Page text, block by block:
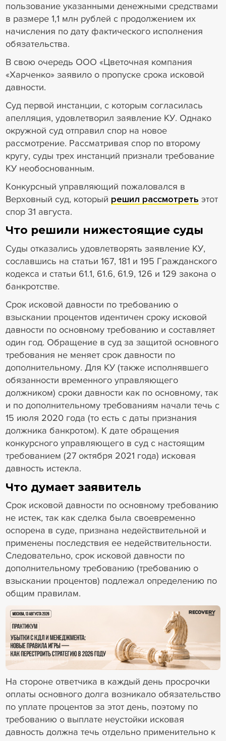
пользование указанными денежными средствами
в размере 1,1 млн рублей с продолжением их
начисления по дату фактического исполнения
обязательства.
В свою очередь ООО «Цветочная компания
«Харченко» заявило о пропуске срока исковой
давности.
Суд первой инстанции, с которым согласилась
апелляция, удовлетворил заявление КУ. Однако
окружной суд отправил спор на новое
рассмотрение. Рассматривая спор по второму
кругу, суды трех инстанций признали требование
КУ необоснованным.
Конкурсный управляющий пожаловался в
Верховный суд, который решил рассмотреть этот
спор 31 августа.
Что решили нижестоящие суды
Суды отказались удовлетворять заявление КУ,
сославшись на статьи 167, 181 и 195 Гражданского
кодекса и статьи 61.1, 61.6, 61.9, 126 и 129 закона о
банкротстве.
Срок исковой давности по требованию о
взыскании процентов идентичен сроку исковой
давности по основному требованию и составляет
один год. Обращение в суд за защитой основного
требования не меняет срок давности по
дополнительному. Для КУ (также исполнявшего
обязанности временного управляющего
должником) сроки давности как по основному, так
и по дополнительному требованиям начали течь с
15 июля 2020 года (то есть с даты признания
должника банкротом). К дате обращения
конкурсного управляющего в суд с настоящим
требованием (27 октября 2021 года) исковая
давность истекла.
Что думает заявитель
Срок исковой давности по основному требованию
не истек, так как сделка была своевременно
оспорена в суде, признана недействительной и
применены последствия ее недействительности.
Следовательно, срок исковой давности по
дополнительному требованию (требованию о
взыскании процентов) подлежал определению по
общим правилам.
18+ Реклама
На стороне ответчика в каждый день просрочки
оплаты основного долга возникало обязательство
по уплате процентов за этот день, поэтому по
требованию о выплате неустойки исковая
давность должна течь отдельно применительно к